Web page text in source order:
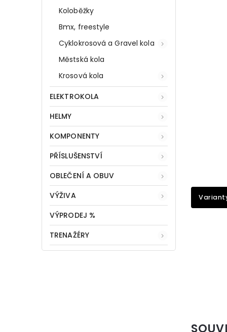
Koloběžky
Bmx, freestyle
Cyklokrosová a Gravel kola
Městská kola
Krosová kola
ELEKTROKOLA
HELMY
KOMPONENTY
PŘÍSLUŠENSTVÍ
OBLEČENÍ A OBUV
VÝŽIVA
VÝPRODEJ %
TRENAŽÉRY